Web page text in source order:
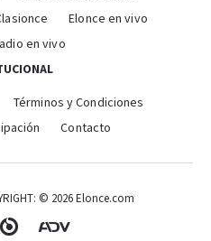
Elonce en vivo
en vivo
Términos y Condiciones
Contacto
© 2026 Elonce.com